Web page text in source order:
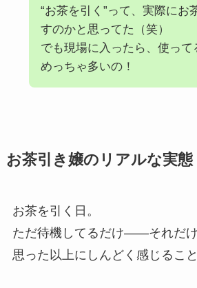
“お茶を引く”って、実際にお
すのかと思ってた（笑）
でも現場に入ったら、使って
めっちゃ多いの！
お茶引き嬢のリアルな実態
お茶を引く日。
ただ待機してるだけ――それだけ
思った以上にしんどく感じるこ